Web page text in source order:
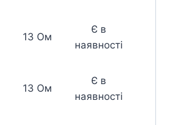
13 Ом
Є в
наявності
13 Ом
Є в
наявності